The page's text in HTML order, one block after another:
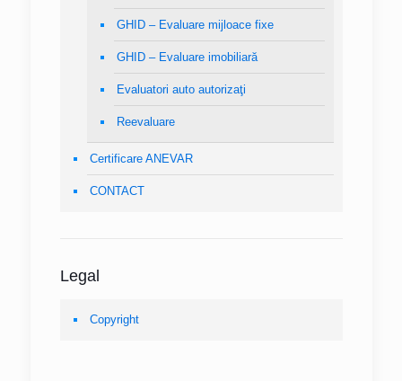
GHID – Evaluare mijloace fixe
GHID – Evaluare imobiliară
Evaluatori auto autorizaţi
Reevaluare
Certificare ANEVAR
CONTACT
Legal
Copyright